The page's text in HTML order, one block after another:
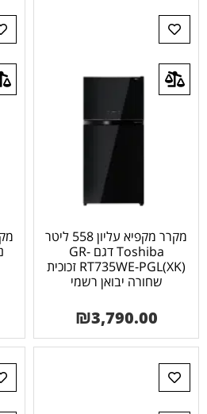
מקרר מקפיא עליון 558 ליטר
Toshiba דגם GR-
RT735WE-PGL(XK) זכוכית
שחורה יבואן רשמי
₪3,790.00